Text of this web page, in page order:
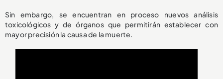
Sin embargo, se encuentran en proceso nuevos análisis
toxicológicos y de órganos que permitirán establecer con
mayor precisión la causa de la muerte.